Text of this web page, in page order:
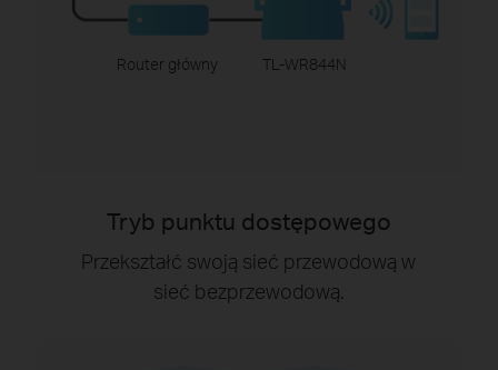
Router główny TL-WR844N
Tryb punktu dostępowego
Przekształć swoją sieć przewodową w
sieć bezprzewodową.